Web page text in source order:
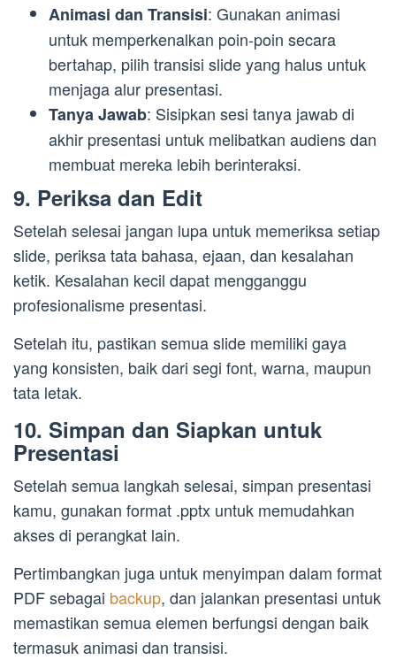
Animasi dan Transisi: Gunakan animasi
untuk memperkenalkan poin-poin secara
bertahap, pilih transisi slide yang halus untuk
menjaga alur presentasi.
Tanya Jawab: Sisipkan sesi tanya jawab di
akhir presentasi untuk melibatkan audiens dan
membuat mereka lebih berinteraksi.
9. Periksa dan Edit
Setelah selesai jangan lupa untuk memeriksa setiap
slide, periksa tata bahasa, ejaan, dan kesalahan
ketik. Kesalahan kecil dapat mengganggu
profesionalisme presentasi.
Setelah itu, pastikan semua slide memiliki gaya
yang konsisten, baik dari segi font, warna, maupun
tata letak.
10. Simpan dan Siapkan untuk
Presentasi
Setelah semua langkah selesai, simpan presentasi
kamu, gunakan format .pptx untuk memudahkan
akses di perangkat lain.
Pertimbangkan juga untuk menyimpan dalam format
PDF sebagai backup, dan jalankan presentasi untuk
memastikan semua elemen berfungsi dengan baik
termasuk animasi dan transisi.